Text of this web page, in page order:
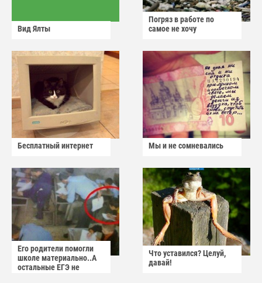
Вид Ялты
Погряз в работе по
самое не хочу
Бесплатный интернет Мы и не сомневались
Его родители помогли
школе материально..А
остальные ЕГЭ не
Что уставился? Целуй,
давай!